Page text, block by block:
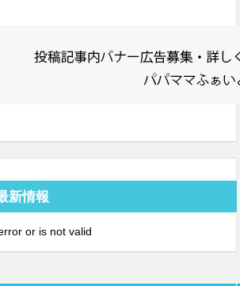
新情報
or is not valid